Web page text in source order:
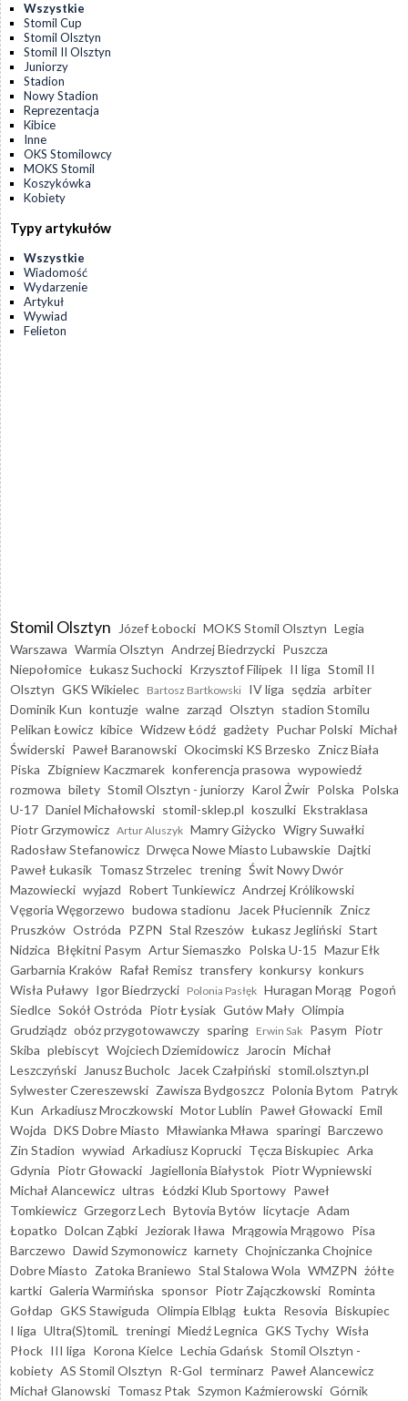
Wszystkie
Stomil Cup
Stomil Olsztyn
Stomil II Olsztyn
Juniorzy
Stadion
Nowy Stadion
Reprezentacja
Kibice
Inne
OKS Stomilowcy
MOKS Stomil
Koszykówka
Kobiety
Typy artykułów
Wszystkie
Wiadomość
Wydarzenie
Artykuł
Wywiad
Felieton
Stomil Olsztyn Józef Łobocki MOKS Stomil Olsztyn Legia
Warszawa Warmia Olsztyn Andrzej Biedrzycki Puszcza
Niepołomice Łukasz Suchocki Krzysztof Filipek II liga Stomil II
Olsztyn GKS Wikielec Bartosz Bartkowski IV liga sędzia arbiter
Dominik Kun kontuzje walne zarząd Olsztyn stadion Stomilu
Pelikan Łowicz kibice Widzew Łódź gadżety Puchar Polski Michał
Świderski Paweł Baranowski Okocimski KS Brzesko Znicz Biała
Piska Zbigniew Kaczmarek konferencja prasowa wypowiedź
rozmowa bilety Stomil Olsztyn - juniorzy Karol Żwir Polska Polska
U-17 Daniel Michałowski stomil-sklep.pl koszulki Ekstraklasa
Piotr Grzymowicz Artur Aluszyk Mamry Giżycko Wigry Suwałki
Radosław Stefanowicz Drwęca Nowe Miasto Lubawskie Dajtki
Paweł Łukasik Tomasz Strzelec trening Świt Nowy Dwór
Mazowiecki wyjazd Robert Tunkiewicz Andrzej Królikowski
Vęgoria Węgorzewo budowa stadionu Jacek Płuciennik Znicz
Pruszków Ostróda PZPN Stal Rzeszów Łukasz Jegliński Start
Nidzica Błękitni Pasym Artur Siemaszko Polska U-15 Mazur Ełk
Garbarnia Kraków Rafał Remisz transfery konkursy konkurs
Wisła Puławy Igor Biedrzycki Polonia Pasłęk Huragan Morąg Pogoń
Siedlce Sokół Ostróda Piotr Łysiak Gutów Mały Olimpia
Grudziądz obóz przygotowawczy sparing Erwin Sak Pasym Piotr
Skiba plebiscyt Wojciech Dziemidowicz Jarocin Michał
Leszczyński
Janusz Bucholc Jacek Czałpiński stomil.olsztyn.pl
Sylwester Czereszewski Zawisza Bydgoszcz Polonia Bytom Patryk
Kun Arkadiusz Mroczkowski Motor Lublin Paweł Głowacki Emil
Wojda DKS Dobre Miasto Mławianka Mława sparingi Barczewo
Zin Stadion wywiad Arkadiusz Koprucki Tęcza Biskupiec Arka
Gdynia Piotr Głowacki Jagiellonia Białystok Piotr Wypniewski
Michał Alancewicz ultras Łódzki Klub Sportowy Paweł
Tomkiewicz Grzegorz Lech Bytovia Bytów licytacje Adam
Łopatko Dolcan Ząbki Jeziorak Iława Mrągowia Mrągowo Pisa
Barczewo Dawid Szymonowicz karnety Chojniczanka Chojnice
Dobre Miasto Zatoka Braniewo Stal Stalowa Wola WMZPN żółte
kartki Galeria Warmińska sponsor Piotr Zajączkowski Rominta
Gołdap GKS Stawiguda Olimpia Elbląg Łukta Resovia Biskupiec
I liga Ultra(S)tomiL treningi Miedź Legnica GKS Tychy Wisła
Płock III liga Korona Kielce Lechia Gdańsk Stomil Olsztyn -
kobiety AS Stomil Olsztyn R-Gol terminarz Paweł Alancewicz
Michał Glanowski Tomasz Ptak Szymon Kaźmierowski Górnik